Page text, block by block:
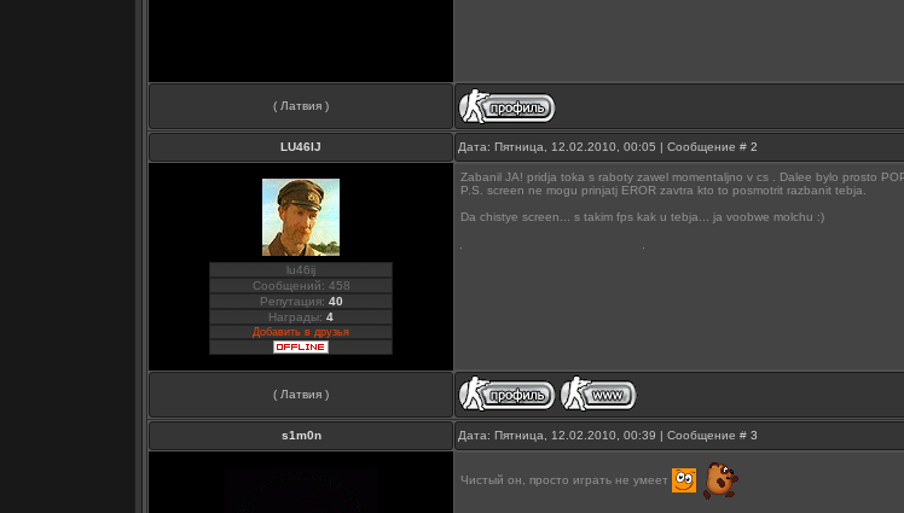
( Латвия )
LU46IJ Дата: Пятница, 12.02.2010, 00:05 | Сообщение # 2
lu46ij
Сообщений: 458
Репутация: 40
Награды: 4
Добавить в друзья
Zabanil JA! pridja toka s raboty zawel momentaljno v cs . Dalee bylo prosto
P.S. screen ne mogu prinjatj EROR zavtra kto to posmotrit razbanit tebja.
Da chistye screen... s takim fps kak u tebja... ja voobwe molchu :)
( Латвия )
s1m0n Дата: Пятница, 12.02.2010, 00:39 | Сообщение # 3
Чистый он, просто играть не умеет